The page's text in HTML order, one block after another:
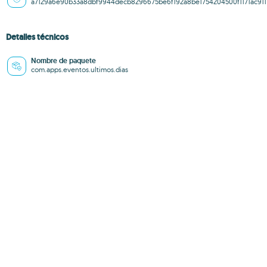
Detalles técnicos
Nombre de paquete
com.apps.eventos.ultimos.dias